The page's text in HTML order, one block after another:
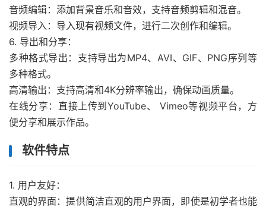
音频编辑：添加背景音乐和音效，支持音频剪辑和混音。
视频导入：导入现有视频文件，进行二次创作和编辑。
6. 导出和分享：
多种格式导出：支持导出为MP4、AVI、GIF、PNG序列等
多种格式。
高清输出：支持高清和4K分辨率输出，确保动画质量。
在线分享：直接上传到YouTube、 Vimeo等视频平台，方
便分享和展示作品。
软件特点
1. 用户友好：
直观的界面：提供简洁直观的用户界面，即使是初学者也能